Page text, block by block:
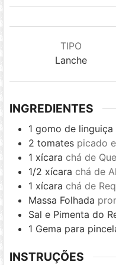
TIPO
Lanche
INGREDIENTES
1 gomo de linguiça
2 tomates picado
1 xícara chá de
1/2 xícara chá de
1 xícara chá de
Massa Folhada
Sal e Pimenta do
1 Gema para
INSTRUÇÕES